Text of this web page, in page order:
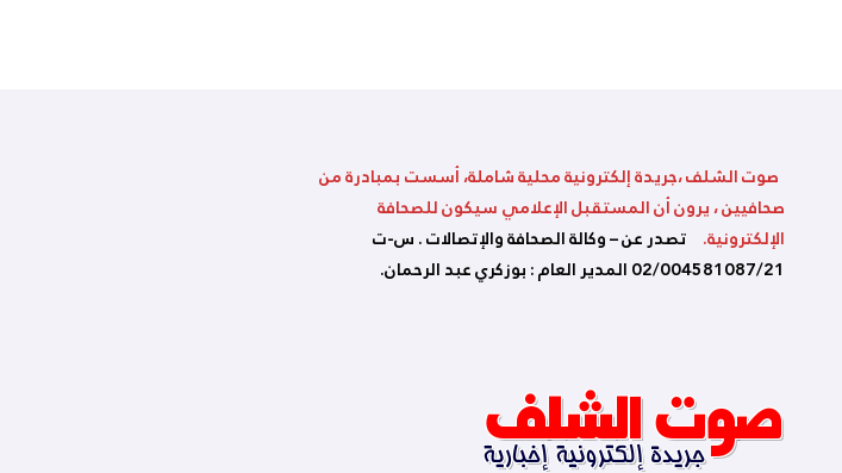
صوت الشلف ،جريدة إلكترونية محلية شاملة، أسست بمبادرة من
صحافيين ، يرون أن المستقبل الإعلامي سيكون للصحافة
الإلكترونية. تصدر عن – وكالة الصحافة والإتصالات . س-ت
02/004581087/21 المدير العام : بوزكري عبد الرحمان.